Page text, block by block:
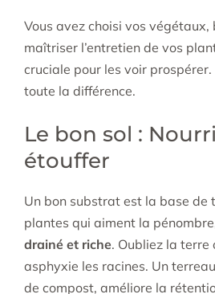
Vous avez choisi vos
maîtriser l’entretien de vos
cruciale pour les voir
toute la différence.
Le bon sol :
étouffer
Un bon substrat est la base de
plantes qui aiment la
drainé et riche. Oubliez la terre
asphyxie les racines. Un
de compost, améliore la